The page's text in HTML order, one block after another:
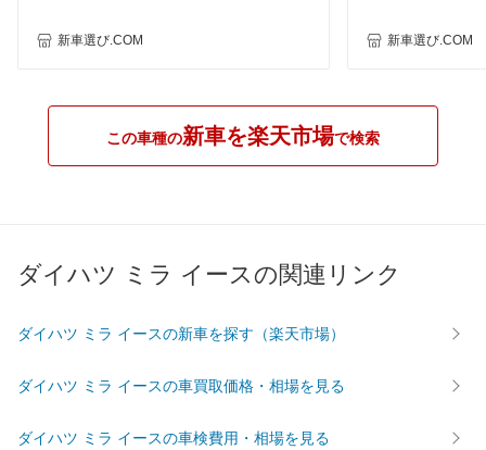
新車選び.COM 新車選び.COM
この車種の新車を楽天市場で検索
ダイハツ ミラ イースの関連リンク
ダイハツ ミラ イースの新車を探す（楽天市場）
ダイハツ ミラ イースの車買取価格・相場を見る
ダイハツ ミラ イースの車検費用・相場を見る